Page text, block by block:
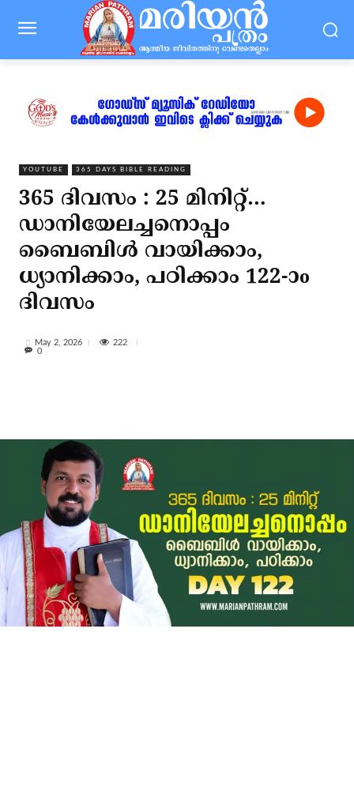
YOUTUBE 365 DAYS BIBLE READING
365 ദിവസം : 25 മിനിറ്റ്…
ഡാനിയേലച്ചനൊപ്പം
ബൈബിൾ വായിക്കാം,
ധ്യാനിക്കാം, പഠിക്കാം 122-ാo
ദിവസം
May 2, 2026
222
0